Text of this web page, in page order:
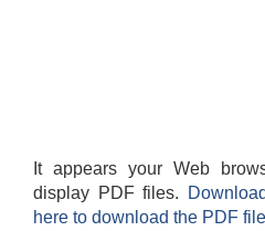
It appears your Web
display PDF files.
here to download the PDF